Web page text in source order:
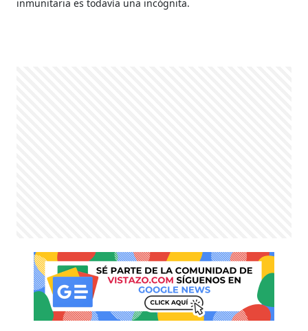
inmunitaria es todavía una incógnita.